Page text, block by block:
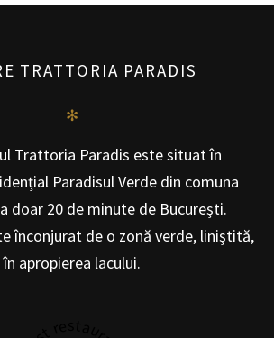
TRATTORIA PARADIS
✻
Trattoria Paradis este situat în
Paradisul Verde din comuna
doar 20 de minute de București.
înconjurat de o zonă verde, liniștită,
în apropierea lacului.